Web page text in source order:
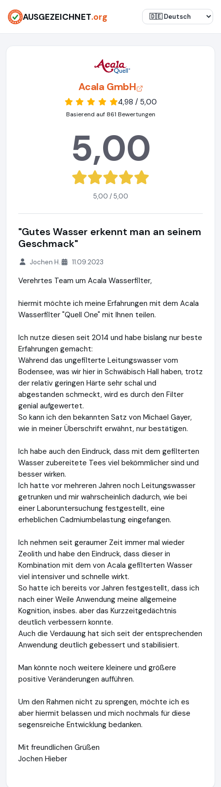
AUSGEZEICHNET.org
Acala GmbH
4,98 / 5,00
Basierend auf 861 Bewertungen
5,00
5,00 / 5,00
"Gutes Wasser erkennt man an seinem
Geschmack"
Jochen H. 11.09.2023
Verehrtes Team um Acala Wasserfilter,
hiermit möchte ich meine Erfahrungen mit dem Acala
Wasserfilter "Quell One" mit Ihnen teilen.
Ich nutze diesen seit 2014 und habe bislang nur beste
Erfahrungen gemacht:
Während das ungefilterte Leitungswasser vom
Bodensee, was wir hier in Schwäbisch Hall haben, trotz
der relativ geringen Härte sehr schal und
abgestanden schmeckt, wird es durch den Filter
genial aufgewertet.
So kann ich den bekannten Satz von Michael Gayer,
wie in meiner Überschrift erwähnt, nur bestätigen.
Ich habe auch den Eindruck, dass mit dem gefilterten
Wasser zubereitete Tees viel bekömmlicher sind und
besser wirken.
Ich hatte vor mehreren Jahren noch Leitungswasser
getrunken und mir wahrscheinlich dadurch, wie bei
einer Laboruntersuchung festgestellt, eine
erheblichen Cadmiumbelastung eingefangen.
Ich nehmen seit geraumer Zeit immer mal wieder
Zeolith und habe den Eindruck, dass dieser in
Kombination mit dem von Acala gefilterten Wasser
viel intensiver und schnelle wirkt.
So hatte ich bereits vor Jahren festgestellt, dass ich
nach einer Weile Anwendung meine allgemeine
Kognition, insbes. aber das Kurzzeitgedächtnis
deutlich verbessern konnte.
Auch die Verdauung hat sich seit der entsprechenden
Anwendung deutlich gebessert und stabilisiert.
Man könnte noch weitere kleinere und größere
positive Veränderungen aufführen.
Um den Rahmen nicht zu sprengen, möchte ich es
aber hiermit belassen und mich nochmals für diese
segensreiche Entwicklung bedanken.
Mit freundlichen Grüßen
Jochen Hieber